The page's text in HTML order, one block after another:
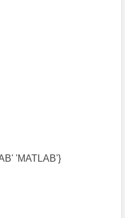
'MATLAB'}